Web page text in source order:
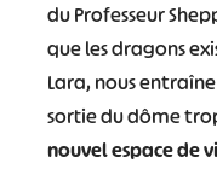
du Professeur
que les dragons
Lara, nous
sortie du dôme
nouvel espace de